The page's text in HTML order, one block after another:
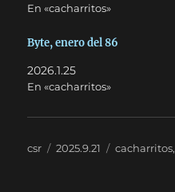
En «cacharritos»
Byte, enero del 86
2026.1.25
En «cacharritos»
Autor
csr
Publicado
2025.9.21 Categorías
cacharritos,